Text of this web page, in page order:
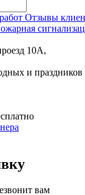
Отзывы
10А,
и праздников
вам